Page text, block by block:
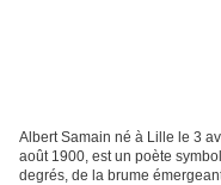
Albert Samain né à Lille le 3
août 1900, est un poète
degrés, de la brume